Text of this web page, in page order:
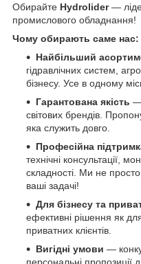
Обирайте Hydrolider—
промислового обладнання!
Чому обирають саме нас:
Найбільший
гідравлічних систем,
бізнесу. Усе в одному
Гарантована якість —
світових брендів.
яка служить довго.
Професійна
технічні консультації,
складності. Ми не
ваші задачі!
Для бізнесу та
ефективні рішення як
приватних клієнтів.
Вигідні умови —
персональні пропозиції